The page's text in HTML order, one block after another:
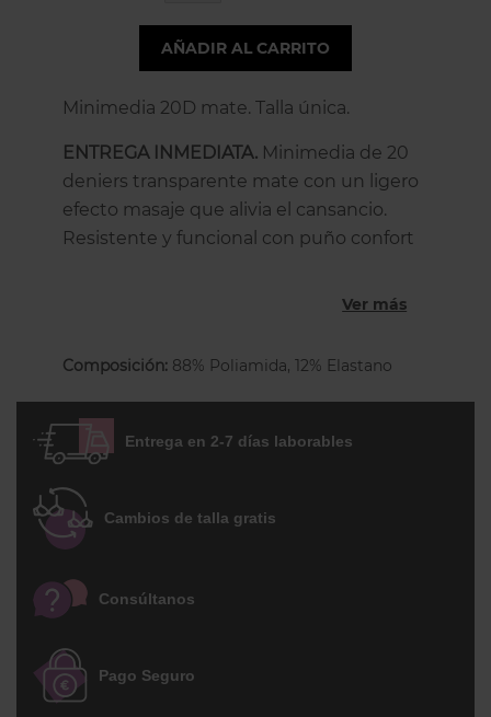
AÑADIR AL CARRITO
Minimedia 20D mate. Talla única.
ENTREGA INMEDIATA.Minimedia de 20
deniers transparente mate con un ligero
efecto masaje que alivia el cansancio.
Resistente y funcional con puño confort
invisible. Una media corta perfecta para
pares indivisible.
Ver más
Composición: 88% Poliamida, 12% Elastano
Entrega en 2-7 días laborables
Cambios de talla gratis
Consúltanos
Pago Seguro